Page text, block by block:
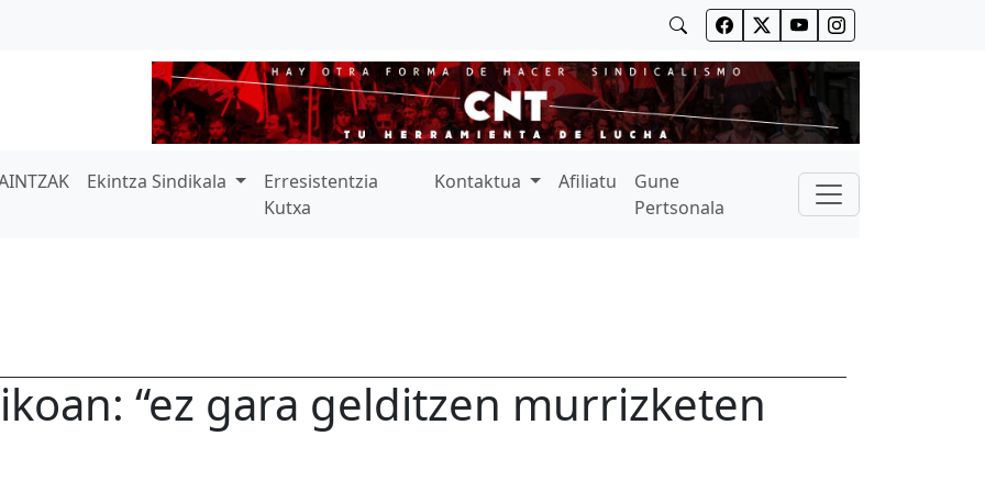
Ekintza Sindikala
Erresistentzia
Kutxa
Kontaktua Afiliatu
Gune
Pertsonala
“ez gara gelditzen murrizketen